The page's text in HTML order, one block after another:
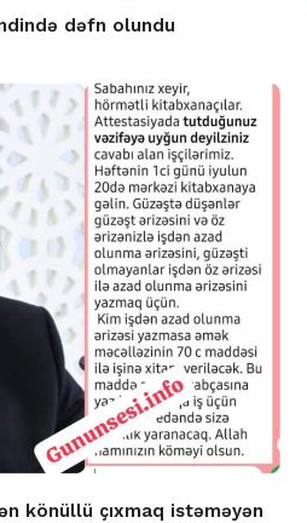
dəfn olundu
könüllü çıxmaq istəməyən